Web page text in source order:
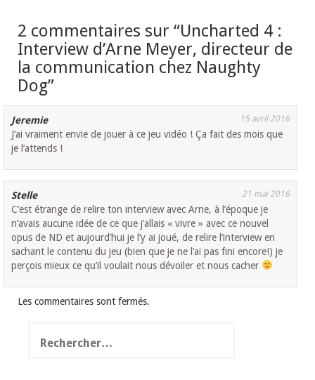
2 commentaires sur “Uncharted 4 :
Interview d’Arne Meyer, directeur de
la communication chez Naughty
Dog”
Jeremie 15 avril 2016
J’ai vraiment envie de jouer à ce jeu vidéo ! Ça fait des mois que
je l’attends !
Stelle 21 mai 2016
C’est étrange de relire ton interview avec Arne, à l’époque je
n’avais aucune idée de ce que j’allais « vivre » avec ce nouvel
opus de ND et aujourd’hui je l’y ai joué, de relire l’interview en
sachant le contenu du jeu (bien que je ne l’ai pas fini encore!) je
perçois mieux ce qu’il voulait nous dévoiler et nous cacher
Les commentaires sont fermés.